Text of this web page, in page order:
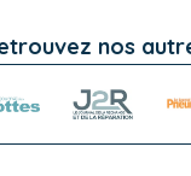
nos